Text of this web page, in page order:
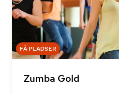
FÅ PLADSER
Zumba Gold